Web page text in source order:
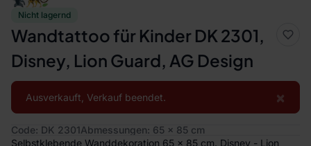
Nicht lagernd
Wandtattoo für Kinder DK 2301,
Disney, Lion Guard, AG Design
×
Ausverkauft, Verkauf beendet.
Code: DK 2301Abmessungen: 65 x 85 cm
Selbstklebende Wanddekoration 65 x 85 cm. Disney - Lion